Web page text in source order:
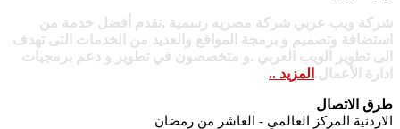
شركة ويب عربي شركة مصريه رسمية ,تقدم أفضل خدمة من
استضافة وتصميم و برمجة المواقع والعديد من الخدمات التى تهدف
الى تطوير الويب العربي .و متخصصون في تطوير و دعم برمجيات
ادارة الأعمال. المزيد ..
طرق الاتصال
الاردنية المركز العالمي - العاشر من رمضان